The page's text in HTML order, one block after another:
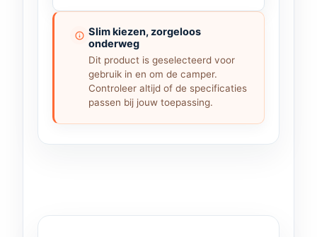
Slim kiezen, zorgeloos
onderweg
Dit product is geselecteerd voor
gebruik in en om de camper.
Controleer altijd of de specificaties
passen bij jouw toepassing.